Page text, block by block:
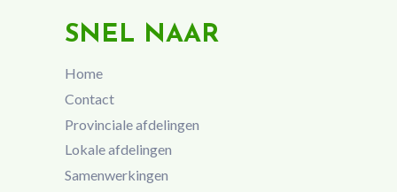
SNEL NAAR
Home
Contact
Provinciale afdelingen
Lokale afdelingen
Samenwerkingen